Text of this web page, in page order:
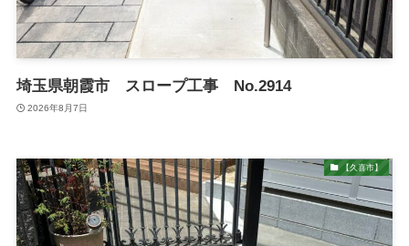
埼玉県朝霞市 スロープ工事 No.2914
2026年8月7日
【久喜市】